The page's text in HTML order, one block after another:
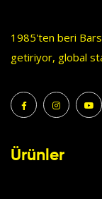
1985'ten beri
getiriyor, global
Ürünler